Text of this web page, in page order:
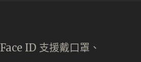
ID 支援戴口罩、